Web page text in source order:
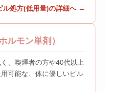
ル処方(低用量)の詳細へ
ルモン単剤）
、喫煙者の方や40代以上
可能な、体に優しいピル